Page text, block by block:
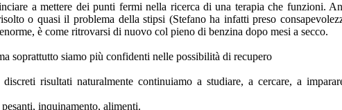
a mettere dei punti fermi nella ricerca di una terapia che funzioni.
o quasi il problema della stipsi (Stefano ha infatti preso
è come ritrovarsi di nuovo col pieno di benzina dopo mesi a secco.
soprattutto siamo più confidenti nelle possibilità di recupero
risultati naturalmente continuiamo a studiare, a cercare, a
inquinamento, alimenti.